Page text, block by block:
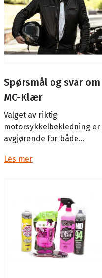
Spørsmål og svar om
MC-Klær
Valget av riktig
motorsykkelbekledning er
avgjørende for både
motorsykkelkjøring.
Les mer